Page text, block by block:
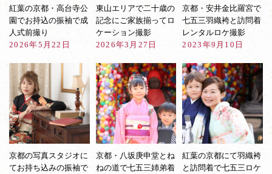
紅葉の京都・高台寺公
園でお持込の振袖で成
人式前撮り
2026年5月22日
東山エリアで二十歳の
記念にご家族揃ってロ
ケーション撮影
2026年3月27日
京都・安井金比羅宮で
七五三羽織袴と訪問着
レンタルロケ撮影
2023年9月10日
京都の写真スタジオに
てお持ち込みの振袖で
京都・八坂庚申堂とね
ねの道で七五三姉弟着
紅葉の京都にて羽織袴
と訪問着で七五三ロケ